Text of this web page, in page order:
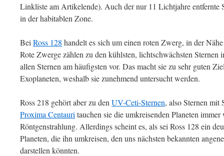
Linkliste am Artikelende). Auch der nur 11 Lichtjahre entfernte
in der habitablen Zone.
Bei Ross 128 handelt es sich um einen roten Zwerg, in der
Rote Zwerge zählen zu den kühlsten, lichtschwächsten
allen Sternen am häufigsten vor. Das macht sie zu sehr guten
Exoplaneten, weshalb sie zunehmend untersucht werden.
Ross 218 gehört aber zu den UV-Ceti-Sternen, also Sternen mit
Proxima Centauri tauchen sie die umkreisenden Planeten
Röntgenstrahlung. Allerdings scheint es, als sei Ross 128 ein
Planeten, die ihn umkreisen, den uns nächsten bekannten
darstellen könnten.